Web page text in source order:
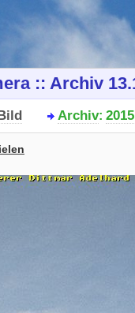
:: Archiv
Archiv: 2015